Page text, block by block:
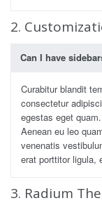
2.
Can I have
Curabitur blandit
consectetur
egestas eget
Aenean eu leo
venenatis
erat porttitor ligula,
3. Radium